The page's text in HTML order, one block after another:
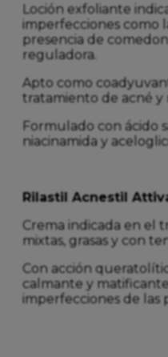
Loción exfoliante
imperfecciones como
presencia de
reguladora.
Apto como
tratamiento de acné y
Formulado con ácido
niacinamida y
Rilastil Acnestil
Crema indicada en el
mixtas, grasas y con
Con acción
calmante y
imperfecciones de las